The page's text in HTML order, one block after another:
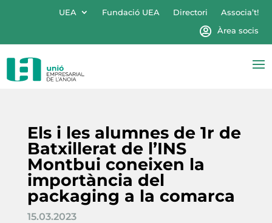
UEA Fundació UEA Directori
Associa’t!
Àrea socis
Els i les alumnes de 1r de
Batxillerat de l’INS
Montbui coneixen la
importància del
packaging a la comarca
15.03.2023